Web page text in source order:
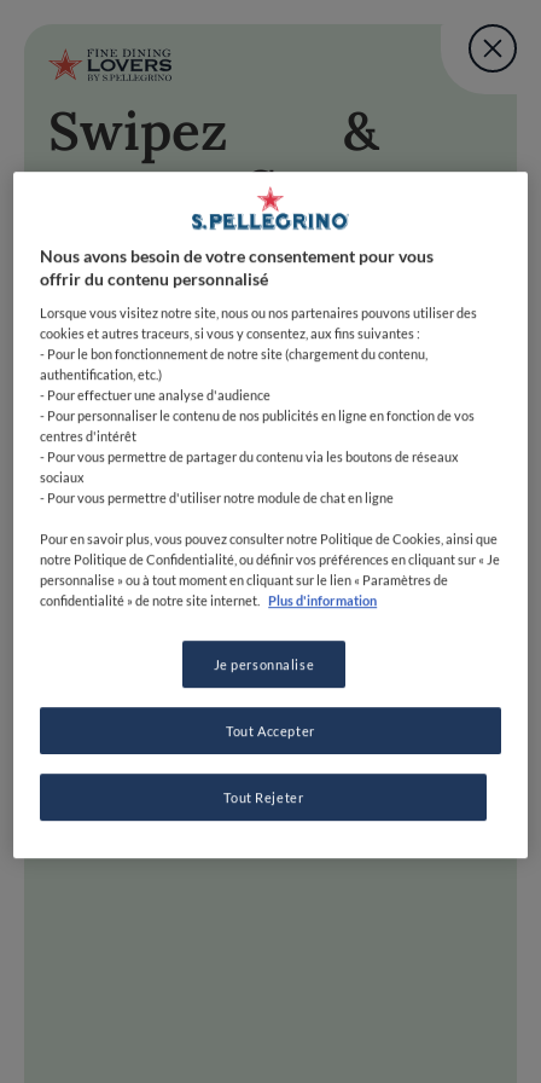
Aller au contenu principal
User account
Fine Dining Lovers
Ajouter une note
Savourez
Swipez à droite pour accepter cette suggestion, à gauche
COMMENCER
RETOUR EN HAUT DE PAGE
Accueil
Fine Dining Lovers Taste Match
Découvrez votre
côté foodie
CARTE
LISTES
TOUTES LES ADRESSES
NEWS ET TENDANCES
RECETTES
Fine Dining Lovers
Ajouter une note
Swipez
&
Savourez
Swipez à droite pour accepter cette suggestion, à
gauche pour passer à la prochaine. Préparez-vous à
swiper vers le bonheur gastronomique !
Nous avons besoin de votre consentement pour vous
offrir du contenu personnalisé
Lorsque vous visitez notre site, nous ou nos partenaires pouvons utiliser des
cookies et autres traceurs, si vous y consentez, aux fins suivantes :
- Pour le bon fonctionnement de notre site (chargement du contenu,
authentification, etc.)
- Pour effectuer une analyse d'audience
- Pour personnaliser le contenu de nos publicités en ligne en fonction de vos
centres d'intérêt
- Pour vous permettre de partager du contenu via les boutons de réseaux
sociaux
- Pour vous permettre d'utiliser notre module de chat en ligne
Pour en savoir plus, vous pouvez consulter notre Politique de Cookies, ainsi que
notre Politique de Confidentialité, ou définir vos préférences en cliquant sur « Je
personnalise » ou à tout moment en cliquant sur le lien « Paramètres de
confidentialité » de notre site internet.
Plus d'information
Je personnalise
Tout Rejeter
Tout Accepter